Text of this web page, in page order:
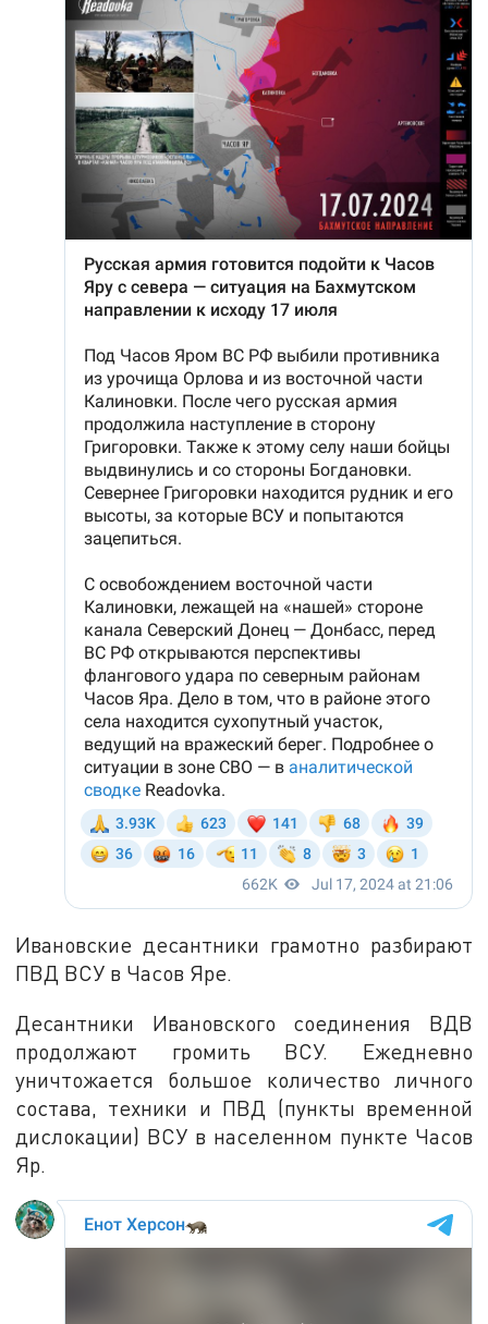
Ивановские десантники грамотно разбирают
ПВД ВСУ в Часов Яре.
Десантники Ивановского соединения ВДВ
продолжают громить ВСУ. Ежедневно
уничтожается большое количество личного
состава, техники и ПВД (пункты временной
дислокации) ВСУ в населенном пункте Часов
Яр.